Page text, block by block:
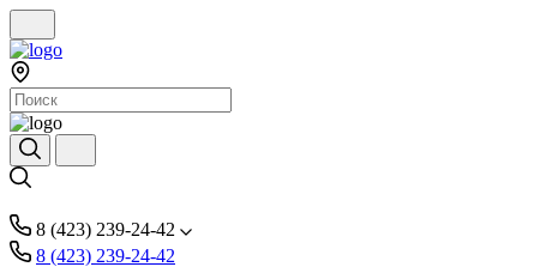
8 (423) 239-24-42
8 (423) 239-24-42